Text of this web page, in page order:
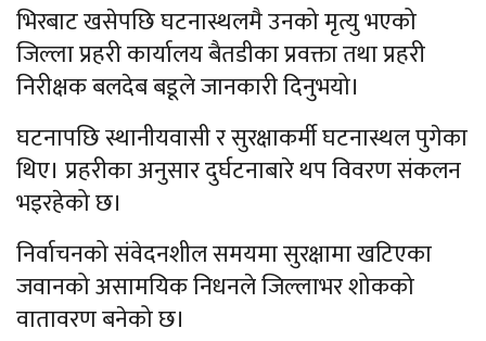
भिरबाट खसेपछि घटनास्थलमै उनको मृत्यु भएको
जिल्ला प्रहरी कार्यालय बैतडीका प्रवक्ता तथा प्रहरी
निरीक्षक बलदेब बडूले जानकारी दिनुभयो।
घटनापछि स्थानीयवासी र सुरक्षाकर्मी घटनास्थल पुगेका
थिए। प्रहरीका अनुसार दुर्घटनाबारे थप विवरण संकलन
भइरहेको छ।
निर्वाचनको संवेदनशील समयमा सुरक्षामा खटिएका
जवानको असामयिक निधनले जिल्लाभर शोकको
वातावरण बनेको छ।